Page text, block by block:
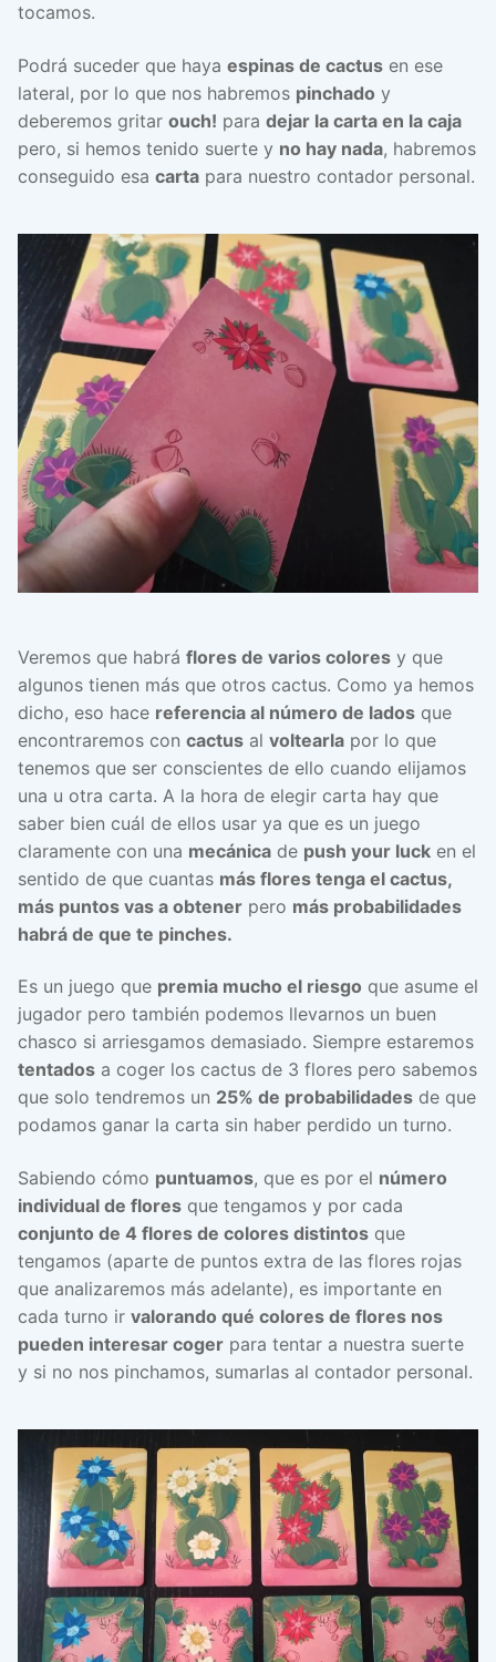
tocamos.
Podrá suceder que haya espinas de cactus en ese
lateral, por lo que nos habremos pinchado y
deberemos gritar ouch! para dejar la carta en la caja
pero, si hemos tenido suerte y no hay nada, habremos
conseguido esa carta para nuestro contador personal.
Veremos que habrá flores de varios colores y que
algunos tienen más que otros cactus. Como ya hemos
dicho, eso hace referencia al número de lados que
encontraremos con cactus al voltearla por lo que
tenemos que ser conscientes de ello cuando elijamos
una u otra carta. A la hora de elegir carta hay que
saber bien cuál de ellos usar ya que es un juego
claramente con una mecánica de push your luck en el
sentido de que cuantas más flores tenga el cactus,
más puntos vas a obtener pero más probabilidades
habrá de que te pinches.
Es un juego que premia mucho el riesgo que asume el
jugador pero también podemos llevarnos un buen
chasco si arriesgamos demasiado. Siempre estaremos
tentados a coger los cactus de 3 flores pero sabemos
que solo tendremos un 25% de probabilidades de que
podamos ganar la carta sin haber perdido un turno.
Sabiendo cómo puntuamos, que es por el número
individual de flores que tengamos y por cada
conjunto de 4 flores de colores distintos que
tengamos (aparte de puntos extra de las flores rojas
que analizaremos más adelante), es importante en
cada turno ir valorando qué colores de flores nos
pueden interesar coger para tentar a nuestra suerte
y si no nos pinchamos, sumarlas al contador personal.